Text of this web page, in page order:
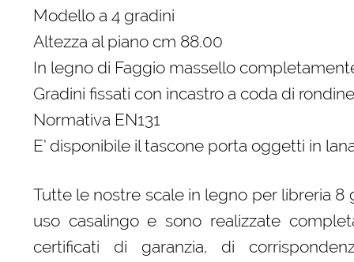
Modello a 4 gradini
Altezza al piano cm 88.00
In legno di Faggio massello
Gradini fissati con incastro a coda di
Normativa EN131
E’ disponibile il tascone porta oggetti in
Tutte le nostre scale in legno per libreria
uso casalingo e sono realizzate
certificati di garanzia, di